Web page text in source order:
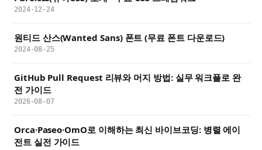
2024-12-24
원티드 산스(Wanted Sans) 폰트 (무료 폰트 다운로드)
2024-08-25
GitHub Pull Request 리뷰와 머지 방법: 실무 워크플로 완
전 가이드
2026-08-07
Orca·Paseo·OmO로 이해하는 최신 바이브코딩: 병렬 에이
전트 실전 가이드